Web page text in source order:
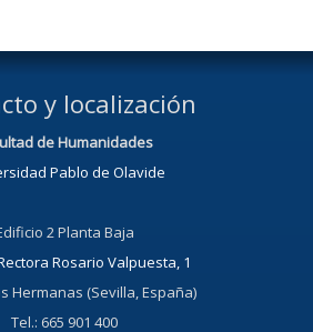
y localización
de Humanidades
Pablo de Olavide
2 Planta Baja
Rosario Valpuesta, 1
Hermanas (Sevilla, España)
Tel.: 665 901 400